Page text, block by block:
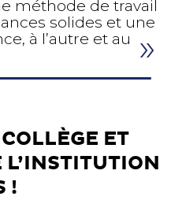
méthode de travail
solides et une
à l’autre et au
ET
!